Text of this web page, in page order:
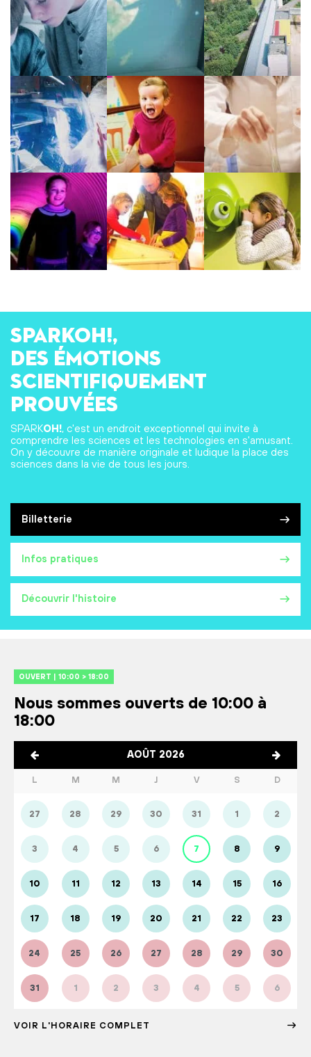
Billetterie
Infos pratiques
Découvrir l'histoire
SPARKOH!,
des émotions
scientifiquement
prouvées
SPARKOH!, c'est un endroit exceptionnel qui invite à
comprendre les sciences et les technologies en s'amusant.
On y découvre de manière originale et ludique la place des
sciences dans la vie de tous les jours.
OUVERT | 10:00 > 18:00
Nous sommes ouverts de 10:00 à
18:00
AOÛT 2026
L M M J V S D
27 28 29 30 31 1 2
3 4 5 6 7 8 9
10 11 12 13 14 15 16
17 18 19 20 21 22 23
24 25 26 27 28 29 30
31 1 2 3 4 5 6
VOIR L'HORAIRE COMPLET